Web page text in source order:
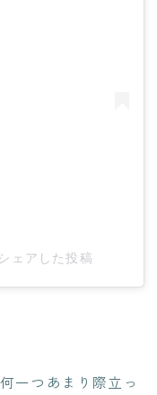
ェアした投稿
一つあまり際立っ